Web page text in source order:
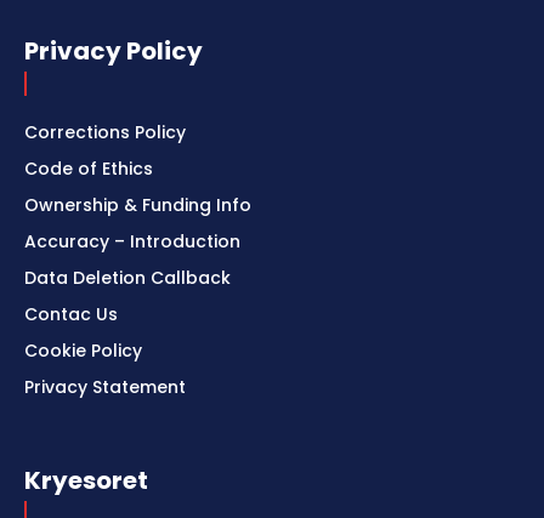
Privacy Policy
Corrections Policy
Code of Ethics
Ownership & Funding Info
Accuracy – Introduction
Data Deletion Callback
Contac Us
Cookie Policy
Privacy Statement
Kryesoret